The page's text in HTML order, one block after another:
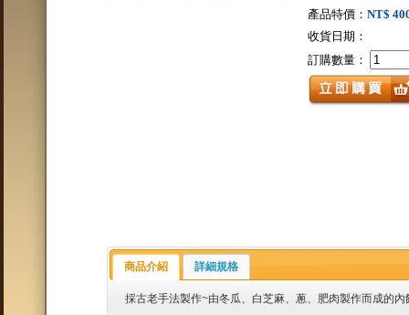
產品特價： NT$
收貨日期：
訂購數量：
商品介紹 詳細規格
採古老手法製作~由冬瓜、白芝麻、蔥、肥肉製作而成的